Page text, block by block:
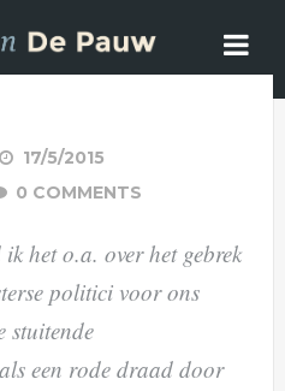
17/5/2015
0 COMMENTS
het o.a. over het gebrek
politici voor ons
stuitende
een rode draad door